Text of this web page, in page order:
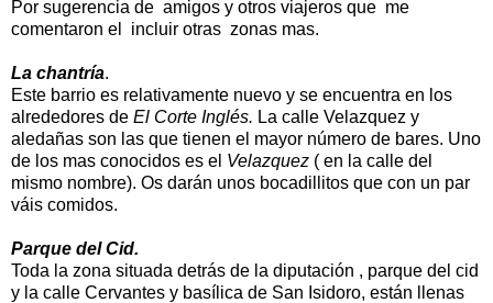
Por sugerencia de amigos y otros viajeros que me
comentaron el incluir otras zonas mas.
La chantría.
Este barrio es relativamente nuevo y se encuentra en los
alrededores de El Corte Inglés. La calle Velazquez y
aledañas son las que tienen el mayor número de bares. Uno
de los mas conocidos es el Velazquez ( en la calle del
mismo nombre). Os darán unos bocadillitos que con un par
váis comidos.
Parque del Cid.
Toda la zona situada detrás de la diputación , parque del cid
y la calle Cervantes y basílica de San Isidoro, están llenas